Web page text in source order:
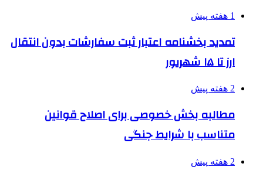
1 هفته پیش
تمدید بخشنامه اعتبار ثبت سفارشات بدون انتقال
ارز تا ۱۵ شهریور
2 هفته پیش
مطالبه بخش خصوصی برای اصلاح قوانین
متناسب با شرایط جنگی
2 هفته پیش